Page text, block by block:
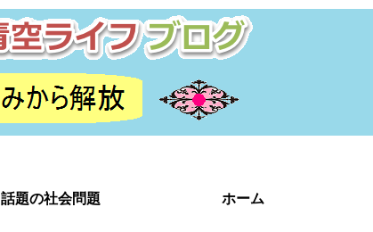
話題の社会問題 ホーム